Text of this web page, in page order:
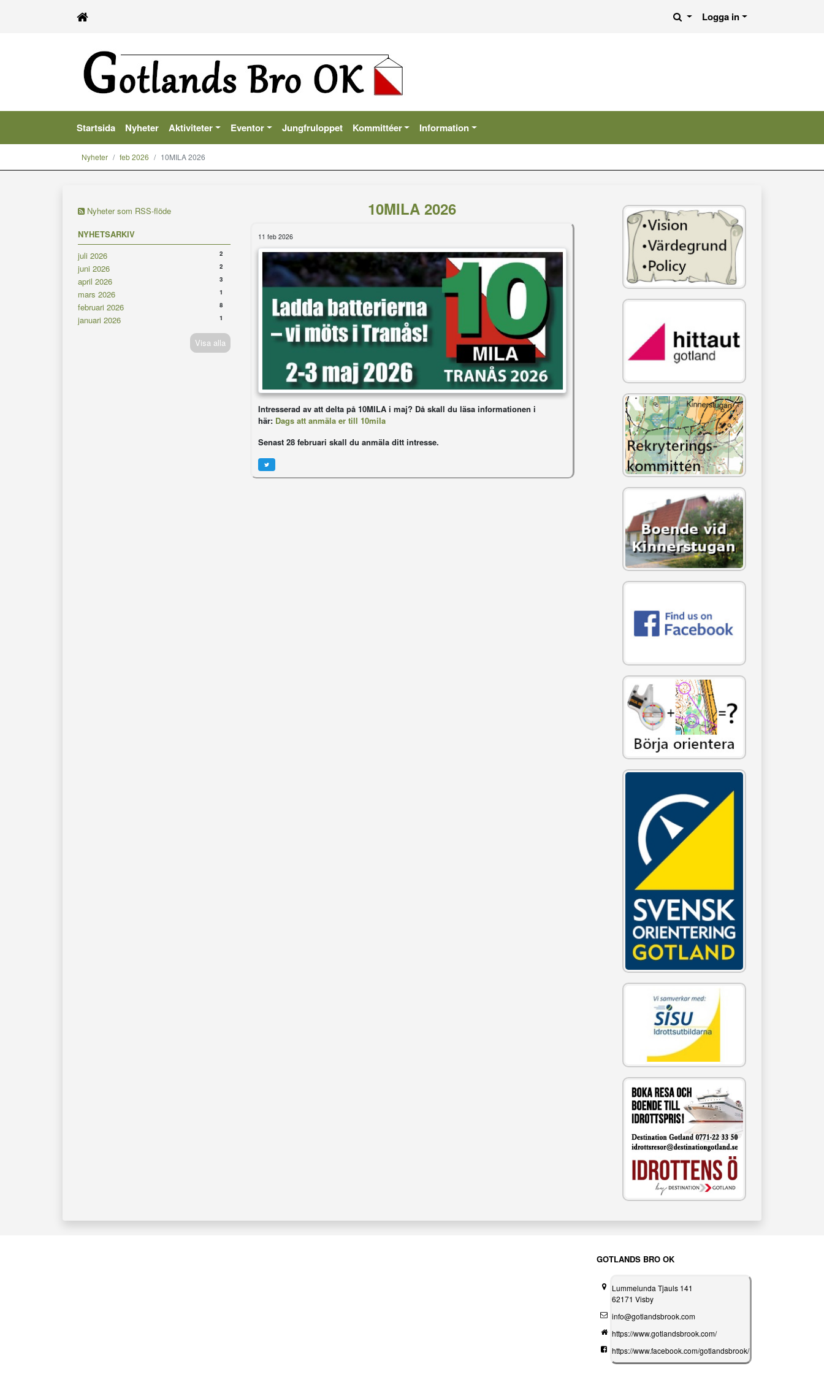
Logga in
Startsida Nyheter Aktiviteter Eventor Jungfruloppet Kommittéer Information
Nyheter feb 2026 10MILA 2026
Nyheter som RSS-flöde
NYHETSARKIV
juli 2026
2
juni 2026 2
april 2026 3
mars 2026 1
februari 2026 8
januari 2026 1
Visa alla
10MILA 2026
11 feb 2026
Intresserad av att delta på 10MILA i maj? Då skall du läsa informationen i
här: Dags att anmäla er till 10mila
Senast 28 februari skall du anmäla ditt intresse.
GOTLANDS BRO OK
Lummelunda Tjauls 141
62171 Visby
info@gotlandsbrook.com
https://www.gotlandsbrook.com/
https://www.facebook.com/gotlandsbrook/